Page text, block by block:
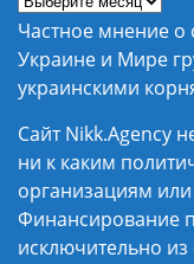
Частное мнение о
Украине и Мире
украинскими
Сайт Nikk.Agency
ни к каким
организациям
Финансирование
исключительно из